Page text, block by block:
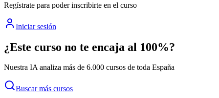
Regístrate para poder inscribirte en el curso
Iniciar sesión
¿Este curso no te encaja al 100%?
Nuestra IA analiza más de 6.000 cursos de toda España
Buscar más cursos